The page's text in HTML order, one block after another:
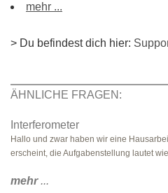
mehr ...
> Du befindest dich hier:
ÄHNLICHE FRAGEN:
Interferometer
Hallo und zwar haben wir eine
erscheint, die Aufgabenstellung lautet
mehr...